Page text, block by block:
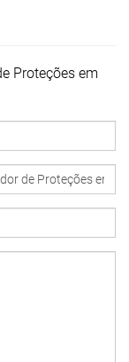
Proteções em